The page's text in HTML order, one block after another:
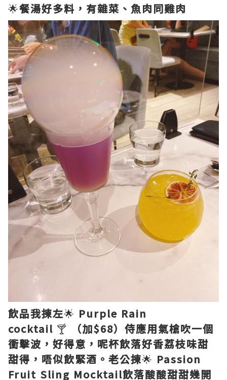
🌟餐湯好多料，有雜菜、魚肉同雞肉
飲品我揀左🌟 Purple Rain
cocktail 🍸
（加$68）侍應用氣槍吹一個
衝擊波，好得意，呢杯飲落好香荔枝味甜
甜得，唔似飲緊酒。老公揀🌟 Passion
Fruit Sling Mocktail飲落酸酸甜甜幾開